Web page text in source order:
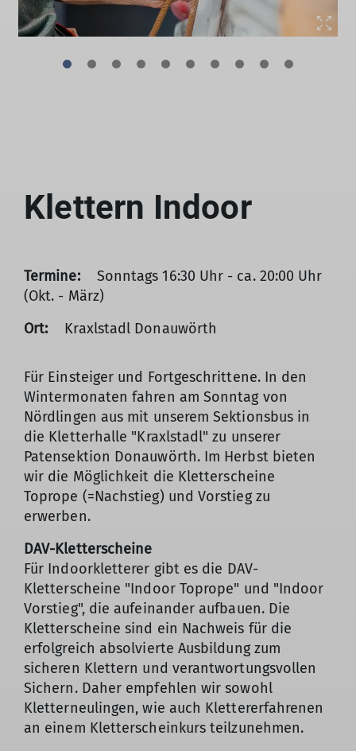
Klettern Indoor
Termine:
Sonntags 16:30 Uhr - ca. 20:00 Uhr
(Okt. - März)
Ort:
Kraxlstadl Donauwörth
Für Einsteiger und Fortgeschrittene. In den
Wintermonaten fahren am Sonntag von
Nördlingen aus mit unserem Sektionsbus in
die Kletterhalle "Kraxlstadl" zu unserer
Patensektion Donauwörth. Im Herbst bieten
wir die Möglichkeit die Kletterscheine
Toprope (=Nachstieg) und Vorstieg zu
erwerben.
DAV-Kletterscheine
Für Indoorkletterer gibt es die DAV-
Kletterscheine "Indoor Toprope" und "Indoor
Vorstieg", die aufeinander aufbauen. Die
Kletterscheine sind ein Nachweis für die
erfolgreich absolvierte Ausbildung zum
sicheren Klettern und verantwortungsvollen
Sichern. Daher empfehlen wir sowohl
Kletterneulingen, wie auch Klettererfahrenen
an einem Kletterscheinkurs teilzunehmen.